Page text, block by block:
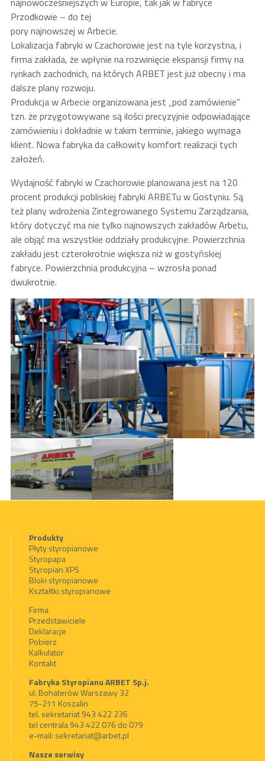
Przodkowie – do tej
pory najnowszej w Arbecie.
Lokalizacja fabryki w Czachorowie jest na tyle korzystna, i
firma zakłada, że wpłynie na rozwinięcie ekspansji firmy na
rynkach zachodnich, na których ARBET jest już obecny i ma
dalsze plany rozwoju.
Produkcja w Arbecie organizowana jest „pod zamówienie”
tzn. że przygotowywane są ilości precyzyjnie odpowiadające
zamówieniu i dokładnie w takim terminie, jakiego wymaga
klient. Nowa fabryka da całkowity komfort realizacji tych
założeń.
Wydajność fabryki w Czachorowie planowana jest na 120
procent produkcji pobliskiej fabryki ARBETu w Gostyniu. Są
też plany wdrożenia Zintegrowanego Systemu Zarządzania,
który dotyczyć ma nie tylko najnowszych zakładów Arbetu,
ale objąć ma wszystkie oddziały produkcyjne. Powierzchnia
zakładu jest czterokrotnie większa niż w gostyńskiej
fabryce. Powierzchnia produkcyjna – wzrosła ponad
dwukrotnie.
Produkty
Płyty styropianowe
Styropapa
Styropian XPS
Bloki styropianowe
Kształtki styropianowe
Firma
Przedstawiciele
Deklaracje
Pobierz
Kalkulator
Kontakt
Fabryka Styropianu ARBET Sp.j.
ul. Bohaterów Warszawy 32
75-211 Koszalin
tel. sekretariat 943 422 236
tel centrala 943 422 076 do 079
e-mail: sekretariat@arbet.pl
Nasze serwisy